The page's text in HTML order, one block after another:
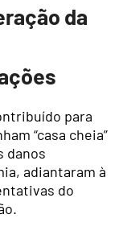
da
para
“casa cheia”
danos
adiantaram à
do